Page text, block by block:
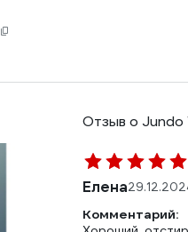
Отзыв о
Елена
Комментарий: